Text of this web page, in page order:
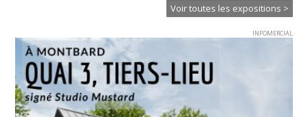
Voir toutes les expositions >
INFOMERCIAL